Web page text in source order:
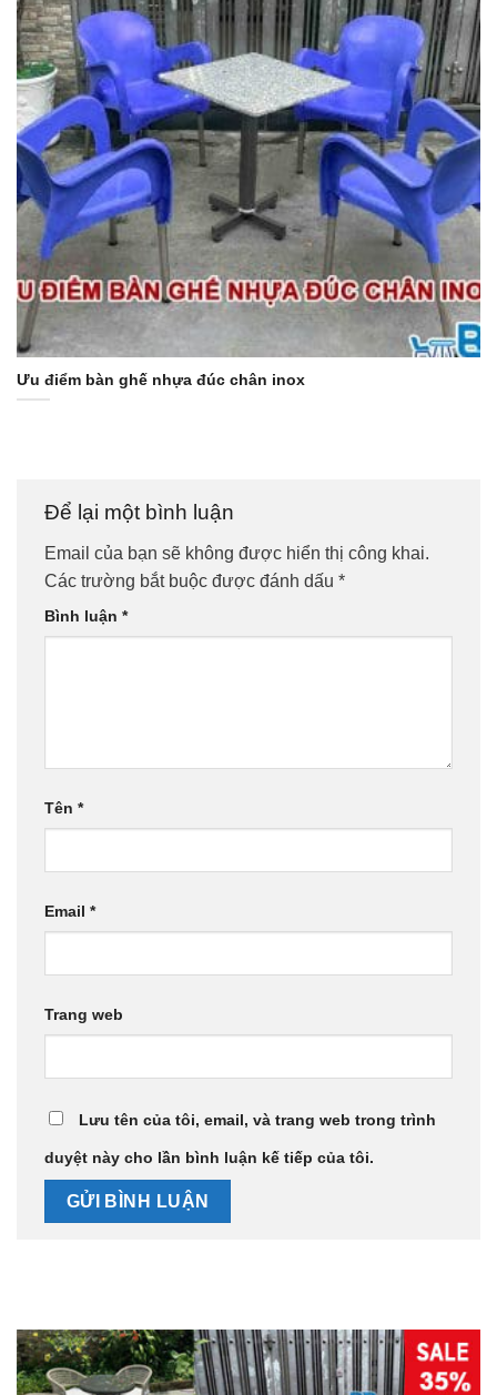
Ưu điểm bàn ghế nhựa đúc chân inox
Để lại một bình luận
Email của bạn sẽ không được hiển thị công khai.
Các trường bắt buộc được đánh dấu *
Bình luận *
Tên *
Email *
Trang web
Lưu tên của tôi, email, và trang web trong trình
duyệt này cho lần bình luận kế tiếp của tôi.